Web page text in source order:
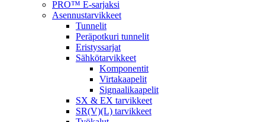
PRO™ E-sarjaksi
Asennustarvikkeet
Tunnelit
Peräpotkuri tunnelit
Eristyssarjat
Sähkötarvikkeet
Komponentit
Virtakaapelit
Signaalikaapelit
SX & EX tarvikkeet
SR(V)(L) tarvikkeet